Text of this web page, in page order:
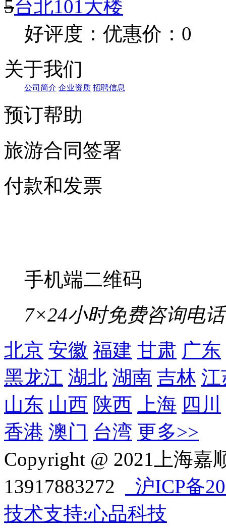
5台北101大楼
好评度： 优惠价：0
关于我们
公司简介 企业资质 招聘信息
预订帮助
旅游合同签署
付款和发票
手机端二维码
7×24小时免费咨询电话
北京 安徽 福建 甘肃 广东
黑龙江 湖北 湖南 吉林 江
山东 山西 陕西 上海 四川
香港 澳门 台湾 更多>>
Copyright @ 2021上海
13917883272
沪ICP备
技术支持:心品科技